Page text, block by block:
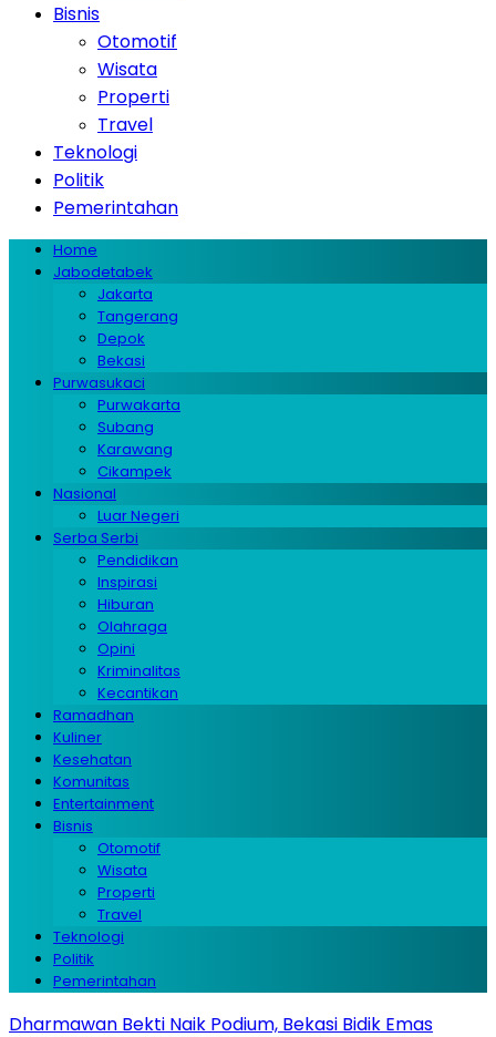
Bisnis
Otomotif
Wisata
Properti
Travel
Teknologi
Politik
Pemerintahan
Home
Jabodetabek
Jakarta
Tangerang
Depok
Bekasi
Purwasukaci
Purwakarta
Subang
Karawang
Cikampek
Nasional
Luar Negeri
Serba Serbi
Pendidikan
Inspirasi
Hiburan
Olahraga
Opini
Kriminalitas
Kecantikan
Ramadhan
Kuliner
Kesehatan
Komunitas
Entertainment
Bisnis
Otomotif
Wisata
Properti
Travel
Teknologi
Politik
Pemerintahan
Dharmawan Bekti Naik Podium, Bekasi Bidik Emas